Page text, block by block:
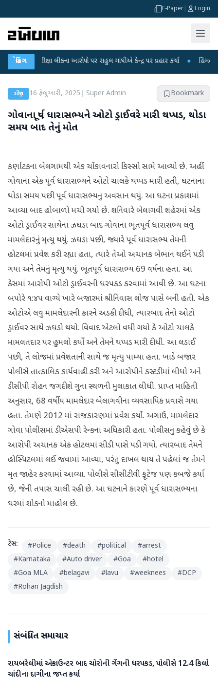
E-Paper Login
બ્રેકિંગ
પરીક્ષા લીકના આરોપો પર રાહુલ ગાંધીએ કેન્દ્ર પર પ્રહાર કર્યા ● હિંમતનગરમાં
રાષ્ટ્રીય 16 ફેબ્રુઆરી, 2025 Super Admin Bookmark
ગોવાના પૂર્વ ધારાસભ્યને ઓટો ડ્રાઈવરે મારી થપ્પડ, થોડા
સમય બાદ તેનું મોત
કર્ણાટકના બેલગામથી એક ચોંકાવનારો કિસ્સો સામે આવ્યો છે. અહીં
ગોવાના એક પૂર્વ ધારાસભ્યને ઓટો ચાલકે થપ્પડ મારી હતી, ઘટનાના
થોડા સમય પછી પૂર્વ ધારાસભ્યનું અવસાન થયું. આ ઘટના પ્રકાશમાં
આવ્યા બાદ હોબાળો મચી ગયો છે. શનિવારે બેલાગવી શહેરમાં એક
ઓટો ડ્રાઈવર સાથેના ઝઘડા બાદ ગોવાના ભૂતપૂર્વ ધારાસભ્ય લવુ
મામલેદારનું મૃત્યુ થયું. ઝઘડા પછી, જ્યારે પૂર્વ ધારાસભ્ય તેમની
હોટલમાં પ્રવેશ કરી રહ્યા હતા, ત્યારે તેઓ અચાનક બેભાન થઈને પડી
ગયા અને તેમનું મૃત્યુ થયું. ભૂતપૂર્વ ધારાસભ્ય 69 વર્ષના હતા. આ
કેસમાં આરોપી ઓટો ડ્રાઈવરની ધરપકડ કરવામાં આવી છે. આ ઘટના
બપોરે ૧:૪૫ વાગ્યે ખારે બજારમાં શ્રીનિવાસ લોજ પાસે બની હતી. એક
ઓટોએ લવુ મામલેદારની કારને અડકી દીધી, ત્યારબાદ તેનો ઓટો
ડ્રાઈવર સાથે ઝઘડો થયો. વિવાદ એટલો વધી ગયો કે ઓટો ચાલકે
મામલતદાર પર હુમલો કર્યો અને તેમને થપ્પડ મારી દીધી. આ લડાઈ
પછી, તે લોજમાં પ્રવેશતાની સાથે જ મૃત્યુ પામ્યા હતા. ખાડે બજાર
પોલીસે તાત્કાલિક કાર્યવાહી કરી અને આરોપીને કસ્ટડીમાં લીધો અને
ડીસીપી રોહન જગદીશે ગુના સ્થળની મુલાકાત લીધી. પ્રાપ્ત માહિતી
અનુસાર, 68 વર્ષીય મામલેદાર બેલાગવીના વ્યવસાયિક પ્રવાસે ગયા
હતા. તેમણે 2012 માં રાજકારણમાં પ્રવેશ કર્યો. અગાઉ, મામલેદાર
ગોવા પોલીસમાં ડીએસપી રેન્કના અધિકારી હતા. પોલીસનું કહેવું છે કે
આરોપી અચાનક એક હોટલમાં સીડી પાસે પડી ગયો. ત્યારબાદ તેમને
હોસ્પિટલમાં લઈ જવામાં આવ્યા, પરંતુ દાખલ થાય તે પહેલાં જ તેમને
મૃત જાહેર કરવામાં આવ્યા. પોલીસે સીસીટીવી ફૂટેજ પણ કબજે કર્યા
છે, જેની તપાસ ચાલી રહી છે. આ ઘટનાને કારણે પૂર્વ ધારાસભ્યના
ઘરમાં શોકનો માહોલ છે.
ટેગ્સ: #Police #death #political #arrest
#Karnataka #Auto driver #Goa #hotel
#Goa MLA #belagavi #lavu #weeknees #DCP
#Rohan Jagdish
સંબંધિત સમાચાર
રાષ્ટ્રીય
રાયબરેલીમાં એન્કાઉન્ટર બાદ ચોરોની ગેંગની ધરપકડ, પોલીસે 12.4 કિલો
ચાંદીના દાગીના જપ્ત કર્યા